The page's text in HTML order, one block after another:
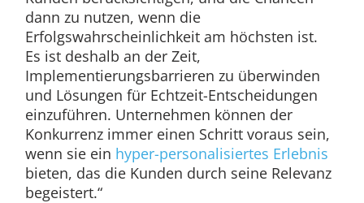
dann zu nutzen, wenn die
Erfolgswahrscheinlichkeit am höchsten ist.
Es ist deshalb an der Zeit,
Implementierungsbarrieren zu überwinden
und Lösungen für Echtzeit-Entscheidungen
einzuführen. Unternehmen können der
Konkurrenz immer einen Schritt voraus sein,
wenn sie ein hyper-personalisiertes Erlebnis
bieten, das die Kunden durch seine Relevanz
begeistert.“